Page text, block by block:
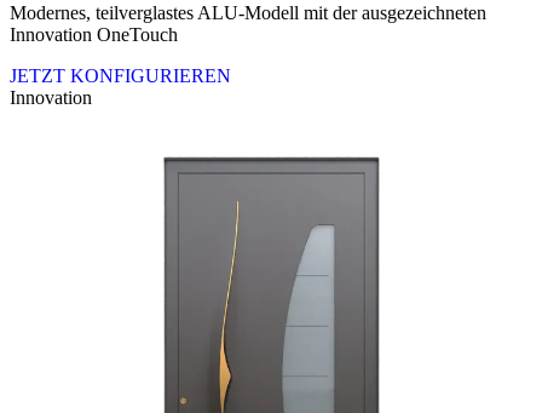
Modernes, teilverglastes ALU-Modell mit der ausgezeichneten
Innovation OneTouch
JETZT KONFIGURIEREN
Innovation